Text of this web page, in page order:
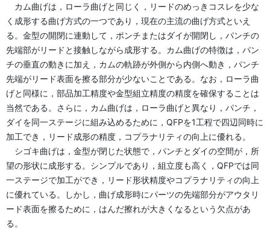
カム曲げは，ローラ曲げと同じく，リードのめっきコスレを少な
く成形する曲げ方式の一つであり，現在の主流の曲げ方式といえ
る。金型の開閉に連動して，ポンチまたはダイが開閉し，パンチの
先端部がリードと接触しながら成形する。カム曲げの特徴は，パン
チの垂直の動きに加え，カムの軌跡が外側から内側へ動き，パンチ
先端がリード表面を擦る部分が少ないことである。なお，ローラ曲
げと同様に，部品加工精度や金型組立精度の精度を確保することは
当然である。さらに，カム曲げは，ローラ曲げと異なり，パンチ，
ダイを同一ステージに組み込めるために，QFPを1工程で四辺同時に
加工でき，リード成形の精度，コプラナリティの向上に優れる。
シゴキ曲げは，金型が閉じた状態で，パンチとダイの空間が，所
望の形状に成形する。シンプルであり，組立度も高く，QFPでは同
一ステージで加工ができ，リード形状精度やコプラナリティの向上
に優れている。しかし，曲げ成形時にパーツの先端部分がアウタリ
ード表面を擦るために，はんだ擦れが大きくなるという欠点があ
る。